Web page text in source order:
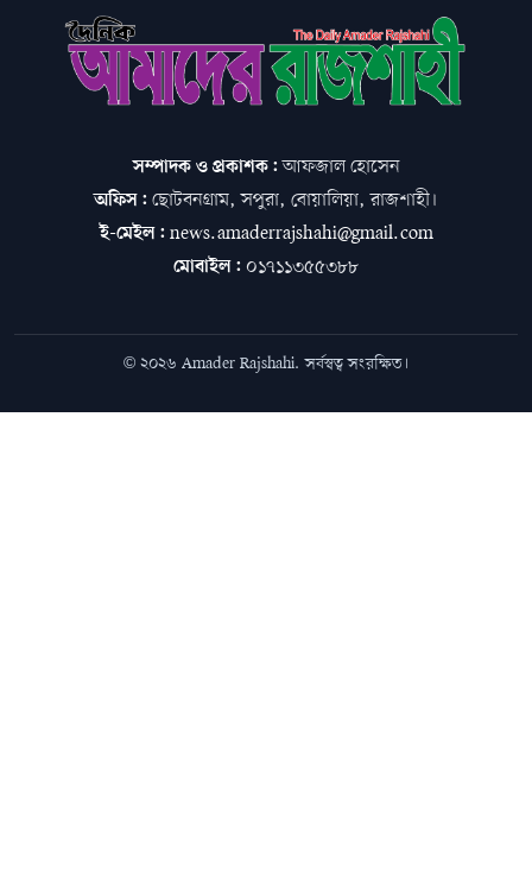
সম্পাদক ও প্রকাশক:আফজাল হোসেন
অফিস: ছোটবনগ্রাম, সপুরা, বোয়ালিয়া, রাজশাহী।
ই-মেইল: news.amaderrajshahi@gmail.com
মোবাইল: ০১৭১১৩৫৫৩৮৮
© ২০২৬ Amader Rajshahi. সর্বস্বত্ব সংরক্ষিত।